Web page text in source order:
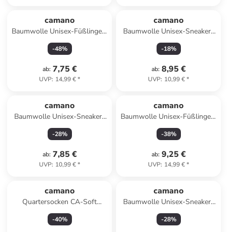
camano
Baumwolle Unisex-Füßlinge 3
Paar in schwarz
-48%
ab: 7,75 €
UVP: 14,99 €*
camano
Baumwolle Unisex-Sneaker-
Socken 5 Paar mesh
ventilation in weiß
-18%
ab: 8,95 €
UVP: 10,99 €*
camano
Baumwolle Unisex-Sneaker-
Socken 5 Paar mesh
ventilation in schwarz
-28%
ab: 7,85 €
UVP: 10,99 €*
camano
Baumwolle Unisex-Füßlinge 3
Paar in weiß
-38%
ab: 9,25 €
UVP: 14,99 €*
camano
Quartersocken CA-Soft
Organic Cotton Quarter 10er
Pack in Mehrfarbig
-40%
camano
Baumwolle Unisex-Sneaker-
Socken 5 Paar mesh
ventilation in hellgrau
-28%